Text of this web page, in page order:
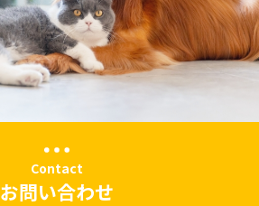
Contact
お問い合わせ